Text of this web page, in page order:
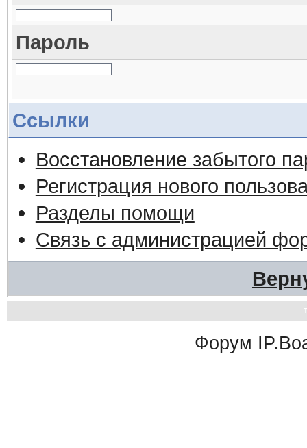
Пароль
Ссылки
Восстановление забытого
Регистрация нового
Разделы помощи
Связь с администрацией
Форум